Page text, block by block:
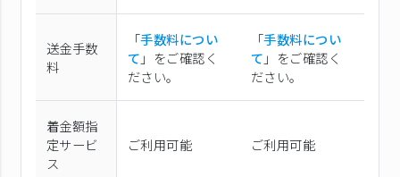
送金手数
料
「手数料につい
て 」をご確認く
ださい。
「手数料につい
て 」をご確認く
ださい。
着金額指
定サービ
ス
ご利用可能 ご利用可能